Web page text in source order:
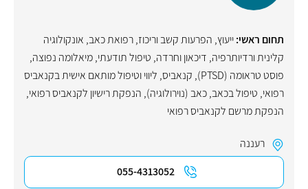
תחום ראשי:ייעוץ, הפרעות קשב וריכוז,רפואת כאב, אונקולוגיה
קלינית ורדיותרפיה, דיכאון וחרדה, טיפול תודעתי,מיאלומה נפוצה,
פוסט טראומה (PTSD)
, קנאביס, ליווי וטיפול מותאם אישית בקנאביס
רפואי, טיפול בכאב,כאב (נוירולוגיה), הנפקת רישיון לקנאביס רפואי,
הנפקת מרשם לקנאביס רפואי
רעננה
055-4313052